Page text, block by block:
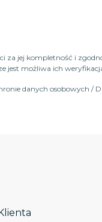
za jej kompletność i
jest możliwa ich
danych osobowych /